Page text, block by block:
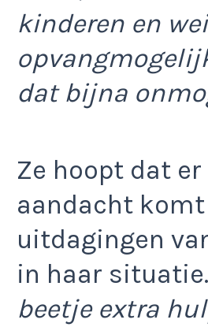
kinderen en
dat bijna
Ze hoopt dat
aandacht komt
uitdagingen
in haar situatie.
beetje extra